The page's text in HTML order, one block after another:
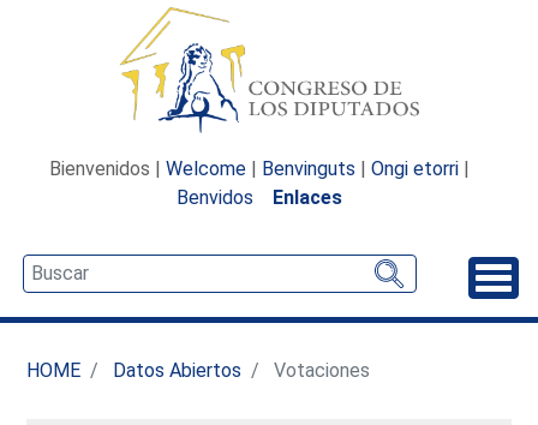
Bienvenidos | Welcome | Benvinguts | Ongi etorri |
Benvidos
Enlaces
HOME Datos Abiertos Votaciones